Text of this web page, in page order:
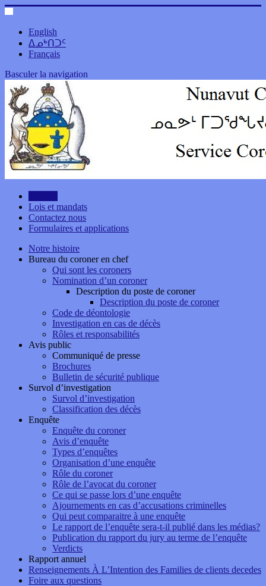
English
ᐃᓄᒃᑎᑐᑦ
Français
Basculer la navigation
Lois et mandats
Contactez nous
Formulaires et applications
Notre histoire
Bureau du coroner en chef
Qui sont les coroners
Nomination d’un coroner
Description du poste de coroner
Description du poste de coroner
Code de déontologie
Investigation en cas de décès
Rôles et responsabilités
Avis public
Communiqué de presse
Brochures
Bulletin de sécurité publique
Survol d’investigation
Survol d’investigation
Classification des décès
Enquête
Enquête du coroner
Avis d’enquête
Types d’enquêtes
Organisation d’une enquête
Rôle du coroner
Rôle de l’avocat du coroner
Ce qui se passe lors d’une enquête
Ajournements en cas d’accusations criminelles
Qui peut comparaitre à une enquête
Le rapport de l’enquête sera-t-il publié dans les médias?
Publication du rapport du jury au terme de l’enquête
Verdicts
Rapport annuel
Renseignements À L’Intention des Families de clients decedes
Foire aux questions